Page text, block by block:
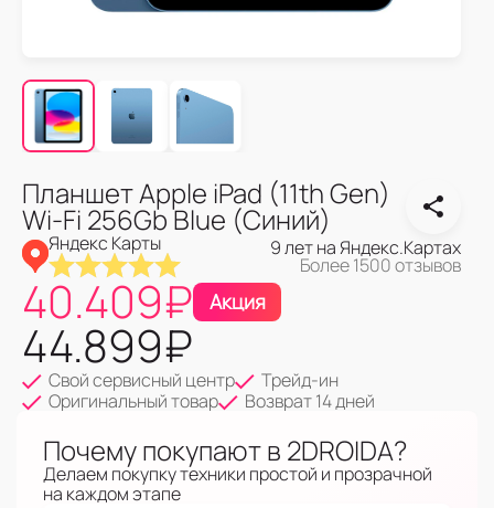
Планшет Apple iPad (11th Gen)
Wi-Fi 256Gb Blue (Синий)
Яндекс Карты 9 лет на Яндекс.Картах
Более 1500 отзывов
40.409₽ Акция
44.899₽
Свой сервисный центр
Трейд-ин
Оригинальный товар
Возврат 14 дней
Почему покупают в 2DROIDA?
Делаем покупку техники простой и прозрачной
на каждом этапе